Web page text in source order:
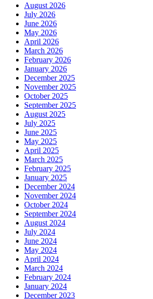
August 2026
July 2026
June 2026
May 2026
April 2026
March 2026
February 2026
January 2026
December 2025
November 2025
October 2025
September 2025
August 2025
July 2025
June 2025
May 2025
April 2025
March 2025
February 2025
January 2025
December 2024
November 2024
October 2024
September 2024
August 2024
July 2024
June 2024
May 2024
April 2024
March 2024
February 2024
January 2024
December 2023